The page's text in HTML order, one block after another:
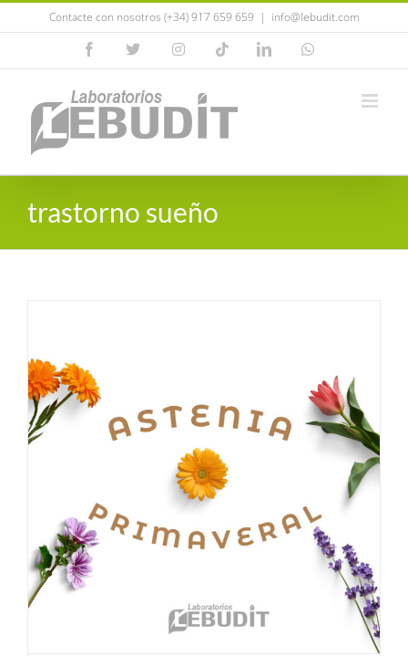
al
Contacte con nosotros (+34) 917 659 659 | info@lebudit.com
Facebook
X InstagramTiktok LinkedInWhatsApp
trastorno sueño